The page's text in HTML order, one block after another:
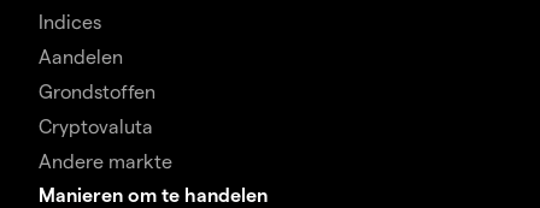
Indices
Aandelen
Grondstoffen
Cryptovaluta
Andere markte
Manieren om te handelen